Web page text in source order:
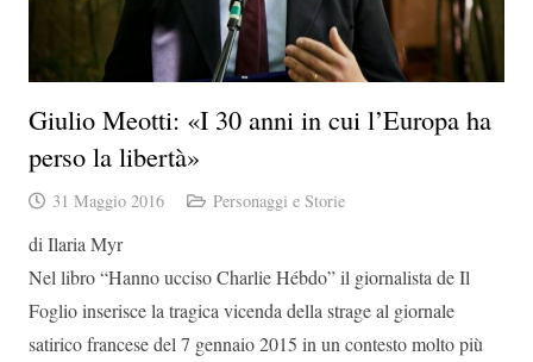
Giulio Meotti: «I 30 anni in cui l’Europa ha
perso la libertà»
31 Maggio 2016 Personaggi e Storie
di Ilaria Myr
Nel libro “Hanno ucciso Charlie Hébdo” il giornalista de Il
Foglio inserisce la tragica vicenda della strage al giornale
satirico francese del 7 gennaio 2015 in un contesto molto più